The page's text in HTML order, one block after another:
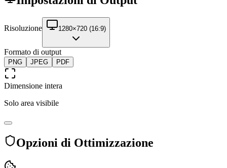
Risoluzione 1280×720 (16:9)
Formato di output
PNG JPEG PDF
Dimensione intera
Solo area visibile
Opzioni di Ottimizzazione